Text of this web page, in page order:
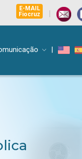
E-MAIL
Fiocruz
|
|